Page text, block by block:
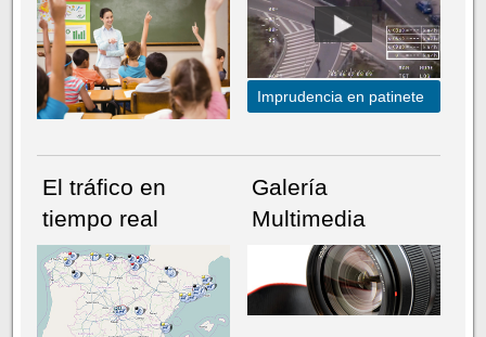
Imprudencia en patinete
El tráfico en
tiempo real
Galería
Multimedia